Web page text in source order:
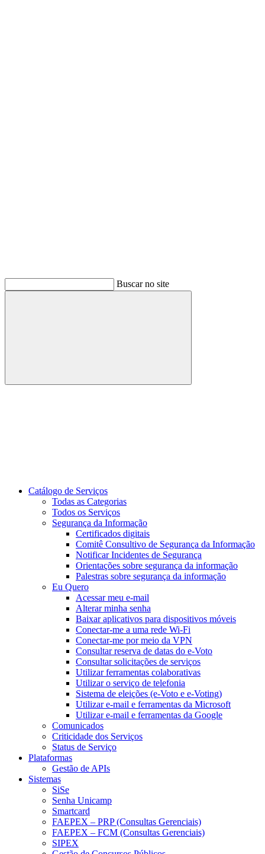
Buscar no site
Buscar
Catálogo de Serviços
Todas as Categorias
Todos os Serviços
Segurança da Informação
Certificados digitais
Comitê Consultivo de Segurança da Informação
Notificar Incidentes de Segurança
Orientações sobre segurança da informação
Palestras sobre segurança da informação
Eu Quero
Acessar meu e-mail
Alterar minha senha
Baixar aplicativos para dispositivos móveis
Conectar-me a uma rede Wi-Fi
Conectar-me por meio da VPN
Consultar reserva de datas do e-Voto
Consultar solicitações de serviços
Utilizar ferramentas colaborativas
Utilizar o serviço de telefonia
Sistema de eleições (e-Voto e e-Voting)
Utilizar e-mail e ferramentas da Microsoft
Utilizar e-mail e ferramentas da Google
Comunicados
Criticidade dos Serviços
Status de Serviço
Plataformas
Gestão de APIs
Sistemas
SiSe
Senha Unicamp
Smartcard
FAEPEX – PRP (Consultas Gerenciais)
FAEPEX – FCM (Consultas Gerenciais)
SIPEX